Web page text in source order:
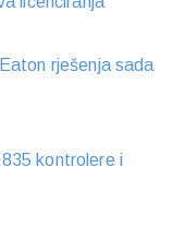
rješenja sada
kontrolere i